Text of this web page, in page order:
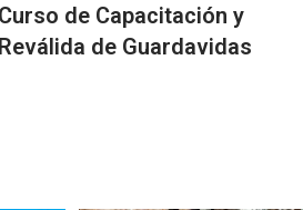
Curso de Capacitación y
Reválida de Guardavidas